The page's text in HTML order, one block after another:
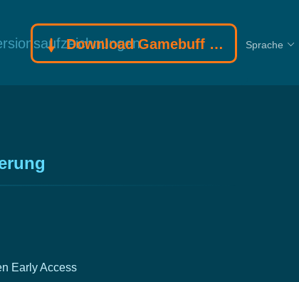
Download Gamebuff Trainer Sprache
Early Access